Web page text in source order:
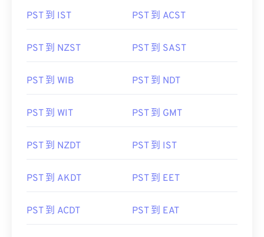
PST 到 IST PST 到 ACST
PST 到 NZST PST 到 SAST
PST 到 WIB PST 到 NDT
PST 到 WIT PST 到 GMT
PST 到 NZDT PST 到 IST
PST 到 AKDT PST 到 EET
PST 到 ACDT PST 到 EAT